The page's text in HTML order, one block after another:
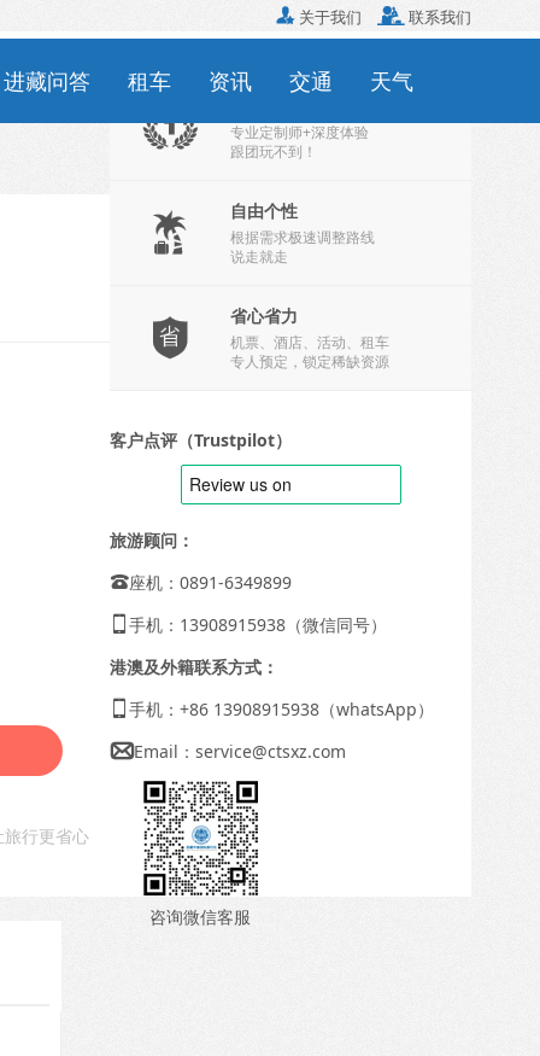
 关于我们  联系我们
进藏问答 租车 资讯 交通 天气
行更省心
定制旅行

专业定制师+深度体验
跟团玩不到！
 自由个性
根据需求极速调整路线
说走就走
 省心省力
机票、酒店、活动、租车
专人预定，锁定稀缺资源
客户点评（Trustpilot）
旅游顾问：
座机：0891-6349899
手机：13908915938（微信同号）
港澳及外籍联系方式：
手机：+86 13908915938（whatsApp）
Email： service@ctsxz.com
咨询微信客服